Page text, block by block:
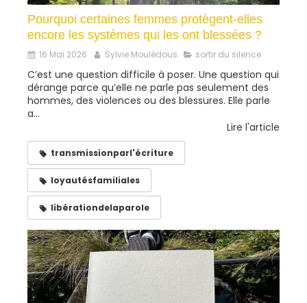
Pourquoi certaines femmes protègent-elles
encore les systèmes qui les ont blessées ?
16 Mai 2026 Sylvie Moulédous sortir du silence
C’est une question difficile à poser. Une question qui
dérange parce qu’elle ne parle pas seulement des
hommes, des violences ou des blessures. Elle parle
a...
Lire l'article
transmissionparl'écriture
loyautésfamiliales
libérationdelaparole